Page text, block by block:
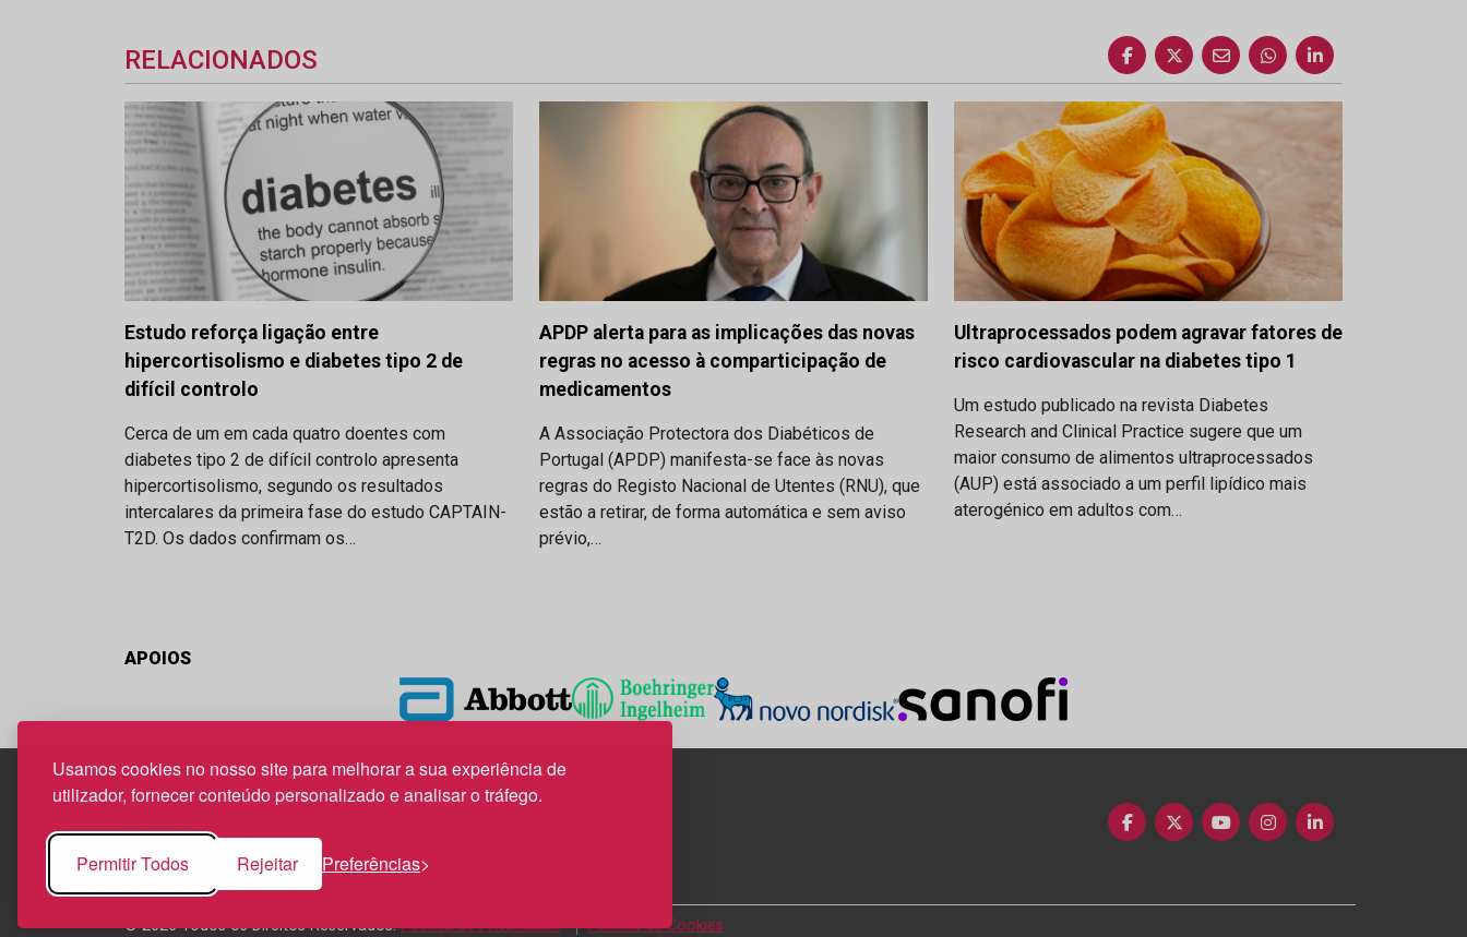
Usamos cookies no nosso site para melhorar a sua experiência de
utilizador, fornecer conteúdo personalizado e analisar o tráfego.
Permitir Todos Rejeitar Preferências
RELACIONADOS
Estudo reforça ligação entre
hipercortisolismo e diabetes tipo 2 de
difícil controlo
Cerca de um em cada quatro doentes com
diabetes tipo 2 de difícil controlo apresenta
hipercortisolismo, segundo os resultados
intercalares da primeira fase do estudo CAPTAIN-
T2D. Os dados confirmam os…
APDP alerta para as implicações das novas
regras no acesso à comparticipação de
medicamentos
A Associação Protectora dos Diabéticos de
Portugal (APDP) manifesta-se face às novas
regras do Registo Nacional de Utentes (RNU), que
estão a retirar, de forma automática e sem aviso
prévio,…
Ultraprocessados podem agravar fatores de
risco cardiovascular na diabetes tipo 1
Um estudo publicado na revista Diabetes
Research and Clinical Practice sugere que um
maior consumo de alimentos ultraprocessados
(AUP) está associado a um perfil lipídico mais
aterogénico em adultos com…
APOIOS
1800-282 Lisboa | Portugal
21 850 40 65
© 2026 Todos os Direitos Reservados.Política de Privacidade Política de Cookies